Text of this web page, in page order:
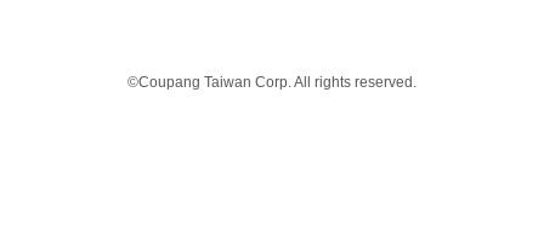
©Coupang Taiwan Corp. All rights reserved.